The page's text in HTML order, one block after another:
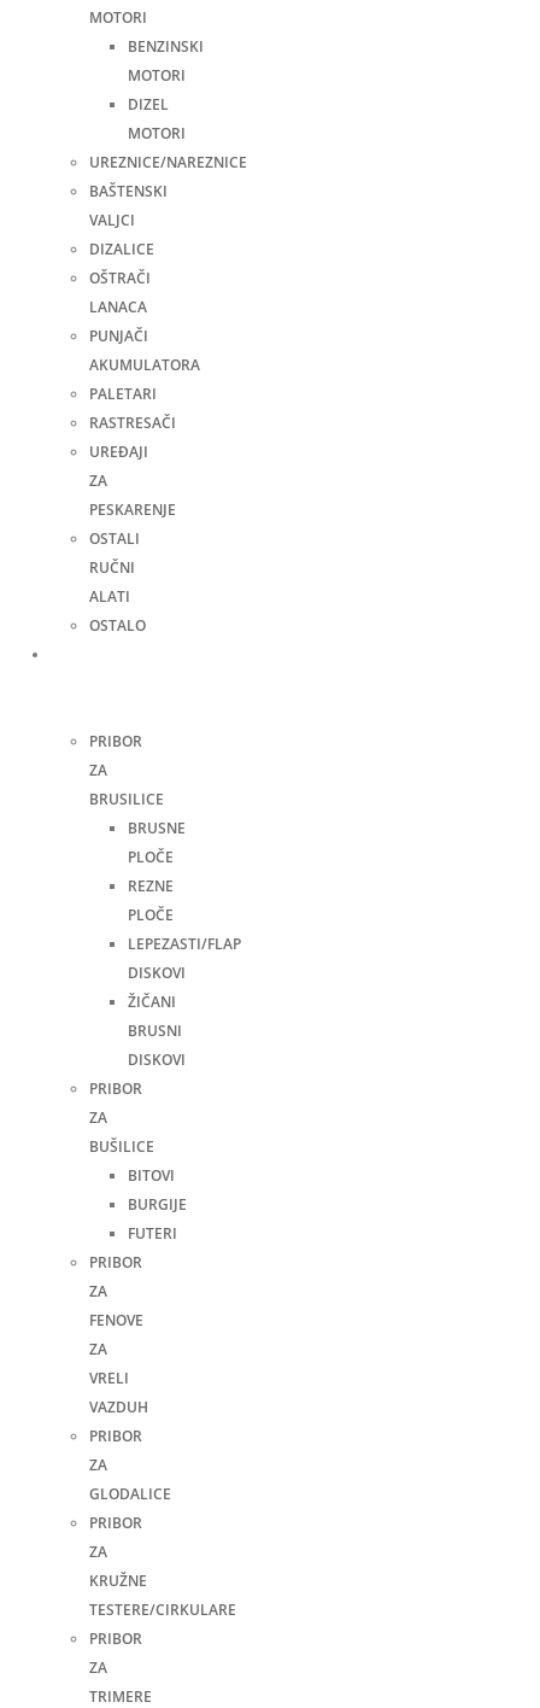
MOTORI
BENZINSKI
MOTORI
DIZEL
MOTORI
UREZNICE/NAREZNICE
BAŠTENSKI
VALJCI
DIZALICE
OŠTRAČI
LANACA
PUNJAČI
AKUMULATORA
PALETARI
RASTRESAČI
UREĐAJI
ZA
PESKARENJE
OSTALI
RUČNI
ALATI
OSTALO
PRIBOR
ZA
BRUSILICE
BRUSNE
PLOČE
REZNE
PLOČE
LEPEZASTI/FLAP
DISKOVI
ŽIČANI
BRUSNI
DISKOVI
PRIBOR
ZA
BUŠILICE
BITOVI
BURGIJE
FUTERI
PRIBOR
ZA
FENOVE
ZA
VRELI
VAZDUH
PRIBOR
ZA
GLODALICE
PRIBOR
ZA
KRUŽNE
TESTERE/CIRKULARE
PRIBOR
ZA
TRIMERE